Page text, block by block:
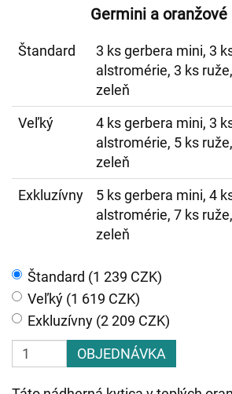
Germini a oranžové
Štandard
3 ks gerbera mini, 3
alstromérie, 3 ks
zeleň
Veľký
4 ks gerbera mini, 3
alstromérie, 5 ks
zeleň
Exkluzívny
5 ks gerbera mini, 4
alstromérie, 7 ks
zeleň
Štandard (1 239 CZK)
Veľký (1 619 CZK)
Exkluzívny (2 209 CZK)
OBJEDNÁVKA